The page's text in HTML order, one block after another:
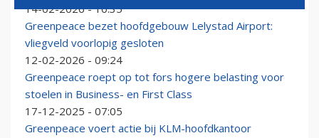
14-02-2026 - 10:35
Greenpeace bezet hoofdgebouw Lelystad Airport:
vliegveld voorlopig gesloten
12-02-2026 - 09:24
Greenpeace roept op tot fors hogere belasting voor
stoelen in Business- en First Class
17-12-2025 - 07:05
Greenpeace voert actie bij KLM-hoofdkantoor